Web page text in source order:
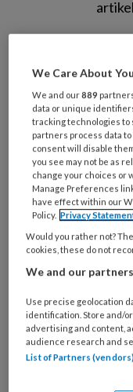
Wat
is
je
e-
mailadres?
* *
Kies
je
wachtwoord*
Kies
je
functie *
Bij
welke
organisatie
werk
je?
Untitled
Ontvang 2x
We Care About
We and our889
data or unique
tracking technologies to
partners process data
consent will disable
you see may not be as
change your choices or
Manage Preferences
have effect within our
Policy. Privacy
Would you rather not?
cookies, these do not
We and our
Use precise geolocation
identification. Store and/
advertising and content,
audience research and
List of Partners